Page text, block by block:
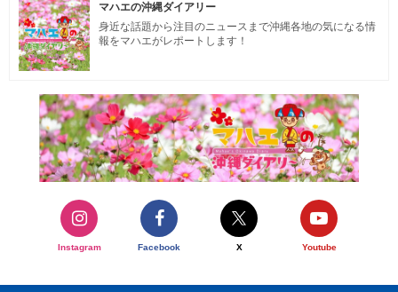
マハエの沖縄ダイアリー
身近な話題から注目のニュースまで沖縄各地の気になる情
報をマハエがレポートします！
Instagram Facebook X Youtube